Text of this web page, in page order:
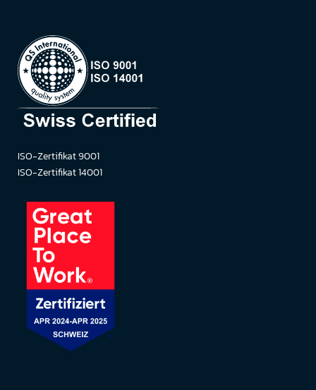
ISO-Zertifikat 9001
ISO-Zertifikat 14001